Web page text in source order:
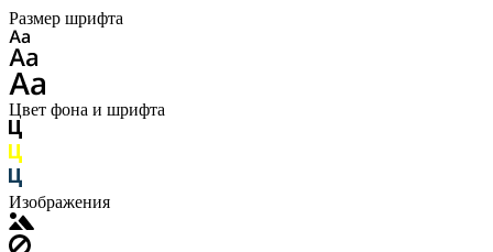
Размер шрифта
Цвет фона и шрифта
Изображения